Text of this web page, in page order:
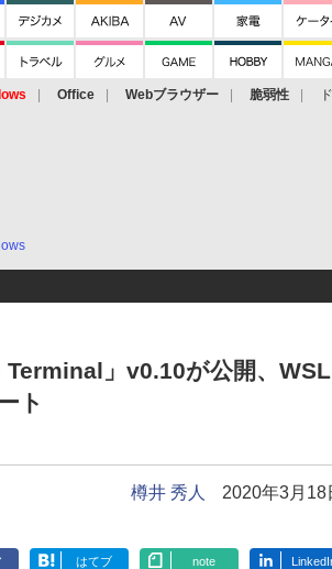
Office Webブラウザー 脆弱性
」v0.10が公開、
ト
樽井 秀人 2020年3月18
はてブ note